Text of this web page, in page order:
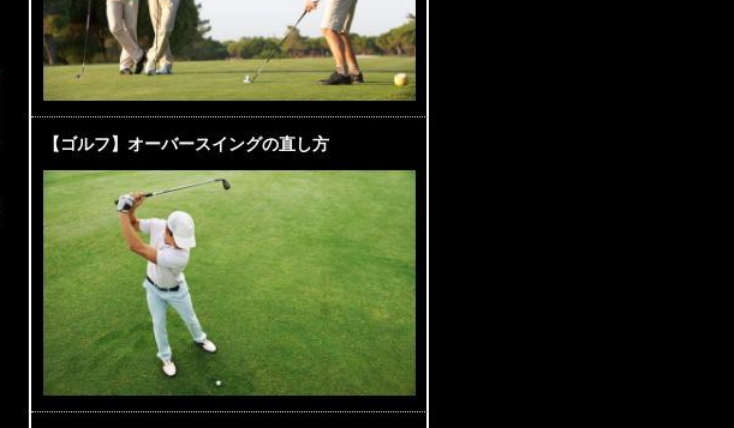
【ゴルフ】オーバースイングの直し方